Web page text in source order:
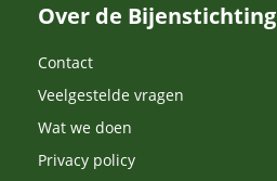
Over de Bijenstichting
Contact
Veelgestelde vragen
Wat we doen
Privacy policy